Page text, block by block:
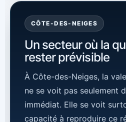
CÔTE-DES-NEIGES
Un secteur où la
rester prévisible
À Côte-des-Neiges, la
ne se voit pas seulement
immédiat. Elle se voit
capacité à reproduire ce